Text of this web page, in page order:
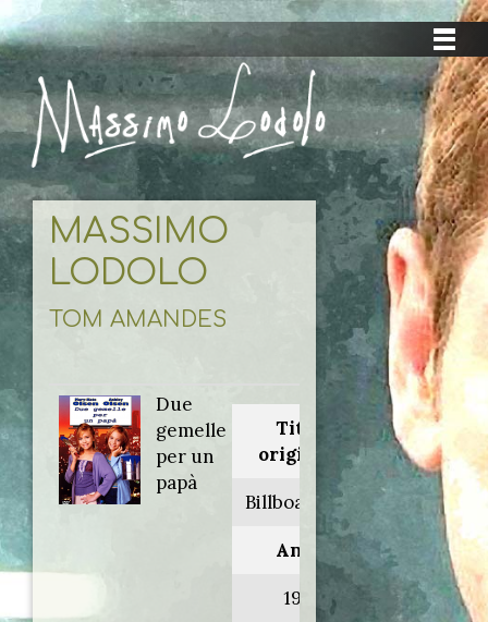
MASSIMO
LODOLO
TOM AMANDES
Due
gemelle
per un
papà
Titolo
originale:
Billboard dad
Anno:
1998